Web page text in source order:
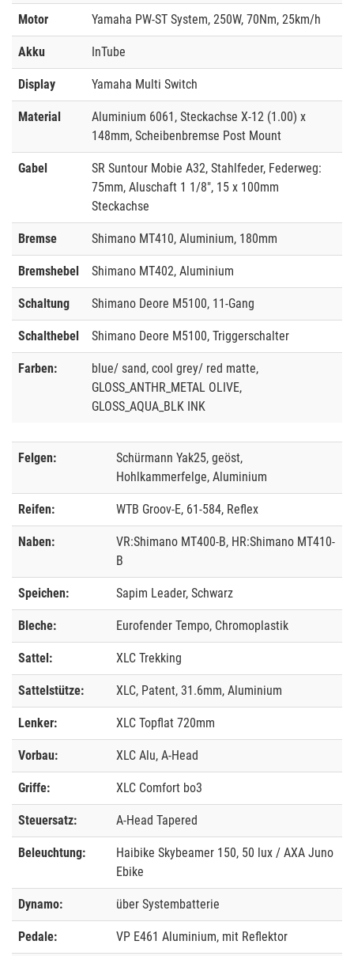
Motor Yamaha PW-ST System, 250W, 70Nm, 25km/h
Akku InTube
Display Yamaha Multi Switch
Material
Aluminium 6061, Steckachse X-12 (1.00) x
148mm, Scheibenbremse Post Mount
Gabel
SR Suntour Mobie A32, Stahlfeder, Federweg:
75mm, Aluschaft 1 1/8", 15 x 100mm
Steckachse
Bremse Shimano MT410, Aluminium, 180mm
Bremshebel Shimano MT402, Aluminium
Schaltung Shimano Deore M5100, 11-Gang
Schalthebel Shimano Deore M5100, Triggerschalter
Farben:
blue/ sand, cool grey/ red matte,
GLOSS_ANTHR_METAL OLIVE,
GLOSS_AQUA_BLK INK
Felgen:
Schürmann Yak25, geöst,
Hohlkammerfelge, Aluminium
Reifen: WTB Groov-E, 61-584, Reflex
Naben:
VR:Shimano MT400-B, HR:Shimano MT410-
B
Speichen: Sapim Leader, Schwarz
Bleche: Eurofender Tempo, Chromoplastik
Sattel: XLC Trekking
Sattelstütze: XLC, Patent, 31.6mm, Aluminium
Lenker: XLC Topflat 720mm
Vorbau: XLC Alu, A-Head
Griffe: XLC Comfort bo3
Steuersatz: A-Head Tapered
Beleuchtung:
Haibike Skybeamer 150, 50 lux / AXA Juno
Ebike
Dynamo: über Systembatterie
Pedale: VP E461 Aluminium, mit Reflektor